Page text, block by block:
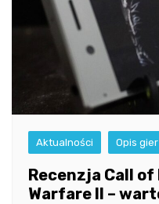
Aktualności Opis gier
Recenzja Call
Warfare II –